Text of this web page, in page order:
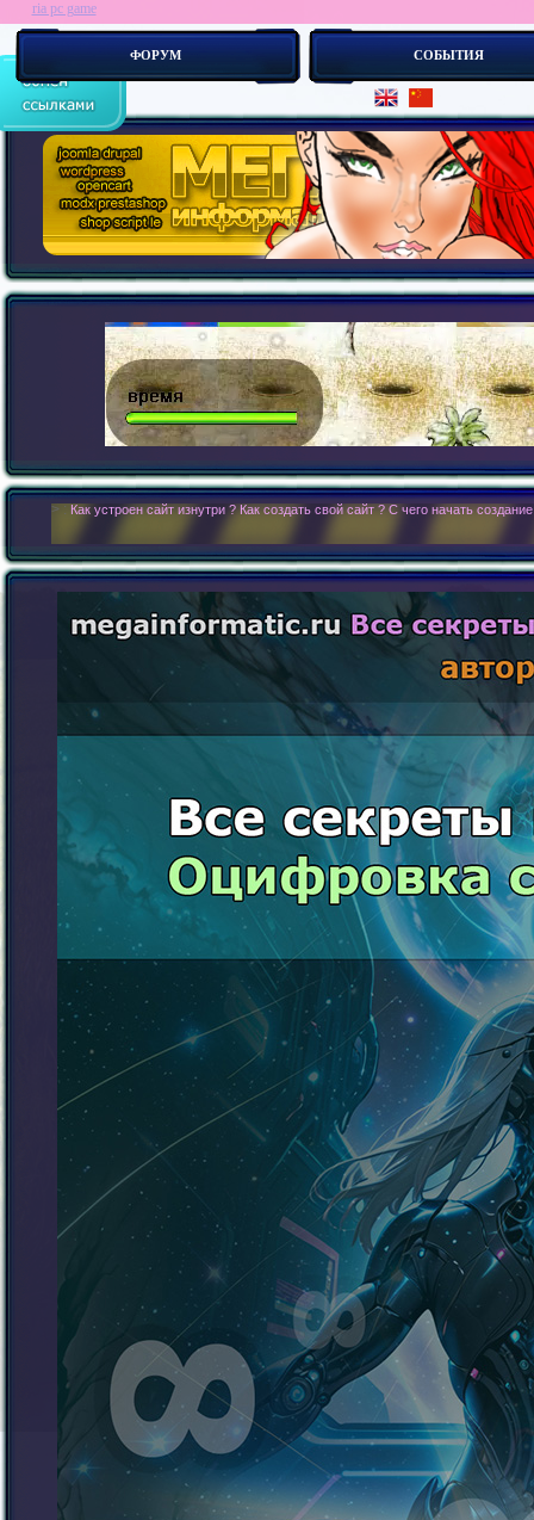
ФОРУМ СОБЫТИЯ
ria pc game
> : Как устроен сайт изнутри ? Как создать свой сайт ? С чего начать